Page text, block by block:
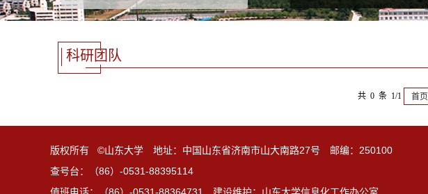
科研团队
共 0 条 1/1 首页
版权所有 ©山东大学 地址：中国山东省济南市山大南路27号 邮编：250100
查号台：（86）-0531-88395114